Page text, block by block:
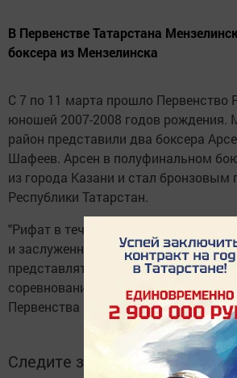
В Первенстве Татарстана
боксера из Мензелинска
С 7 по 11 марта прошло Первенство
юношей 2007-2008 годов рождения.
район представили два боксера
Шафеев. Арсен в полуфинальном
из города Казани и стал бронзовым
Республики Татарстан.
"Рифат в течении 4 дней провел
и заслуженно стал победителем.
представлять республику на
соревнованиях ЦС Динамо который
Первенства ПФО", - сообщил тренер
Следите за самым важным и